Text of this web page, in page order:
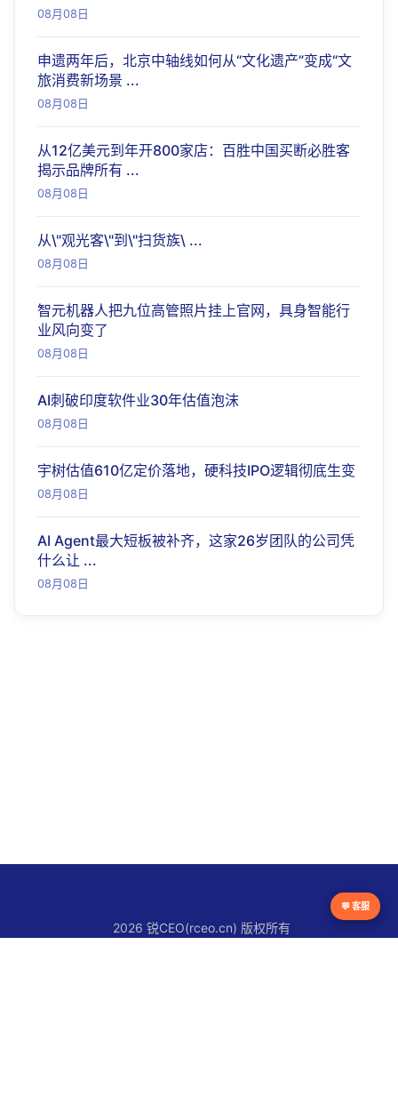
08月08日
申遗两年后，北京中轴线如何从“文化遗产”变成“文
旅消费新场景 ...
08月08日
从12亿美元到年开800家店：百胜中国买断必胜客
揭示品牌所有 ...
08月08日
从\"观光客\"到\"扫货族\ ...
08月08日
智元机器人把九位高管照片挂上官网，具身智能行
业风向变了
08月08日
AI刺破印度软件业30年估值泡沫
08月08日
宇树估值610亿定价落地，硬科技IPO逻辑彻底生变
08月08日
AI Agent最大短板被补齐，这家26岁团队的公司凭
什么让 ...
08月08日
2026 锐CEO(rceo.cn) 版权所有
💬 客服